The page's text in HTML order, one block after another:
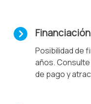
Posibilidad de
años.
de pago y